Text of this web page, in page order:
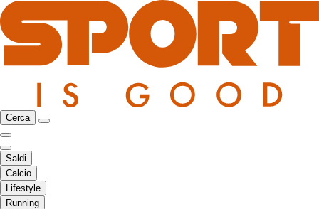
Cerca
Saldi
Calcio
Lifestyle
Running